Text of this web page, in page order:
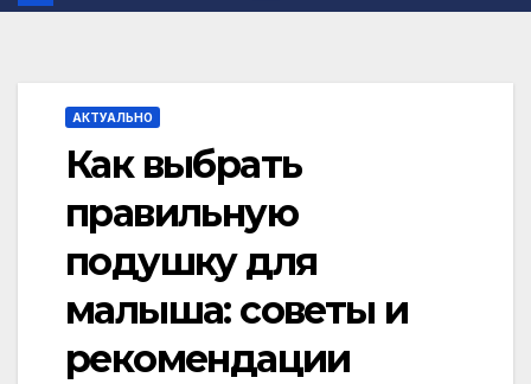
АКТУАЛЬНО
Как выбрать
правильную
подушку для
малыша: советы и
рекомендации